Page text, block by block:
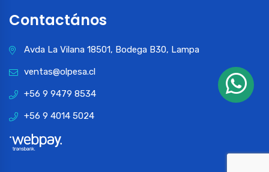
Contactános
Avda La Vilana 18501, Bodega B30, Lampa
ventas@olpesa.cl
+56 9 9479 8534
+56 9 4014 5024